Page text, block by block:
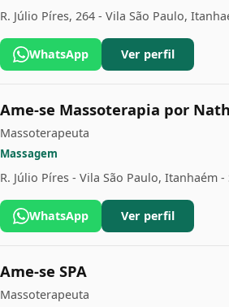
R. Júlio Píres, 264 - Vila São Paulo,
WhatsApp Ver perfil
Ame-se Massoterapia por
Massoterapeuta
Massagem
R. Júlio Píres - Vila São Paulo, Itanhaém -
WhatsApp Ver perfil
Ame-se SPA
Massoterapeuta